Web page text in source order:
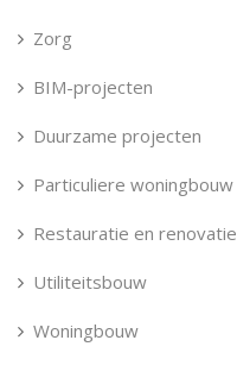
Zorg
BIM-projecten
Duurzame projecten
Particuliere woningbouw
Restauratie en renovatie
Utiliteitsbouw
Woningbouw